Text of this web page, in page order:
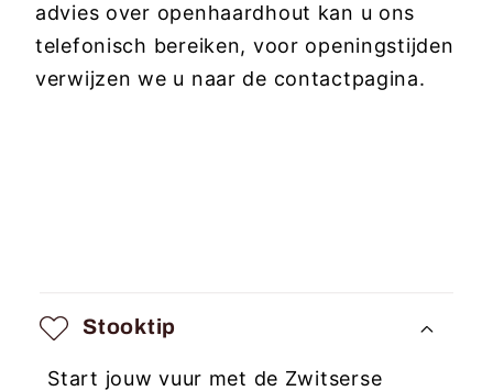
advies over openhaardhout kan u ons
telefonisch bereiken, voor openingstijden
verwijzen we u naar de contactpagina.
n
k
Stooktip
Start jouw vuur met de Zwitserse